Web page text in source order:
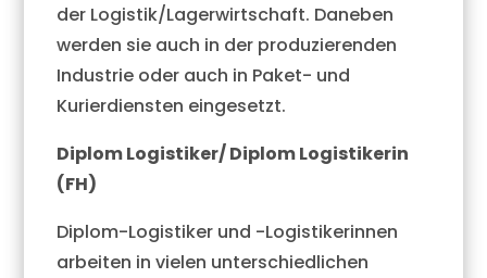
der Logistik/Lagerwirtschaft. Daneben
werden sie auch in der produzierenden
Industrie oder auch in Paket- und
Kurierdiensten eingesetzt.
Diplom Logistiker/ Diplom Logistikerin
(FH)
Diplom-Logistiker und -Logistikerinnen
arbeiten in vielen unterschiedlichen